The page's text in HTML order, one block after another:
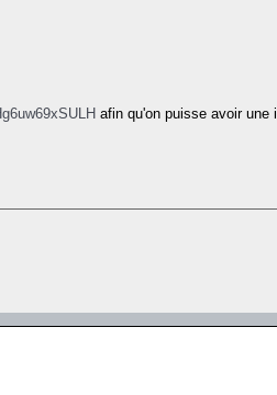
afin qu'on puisse avoir une